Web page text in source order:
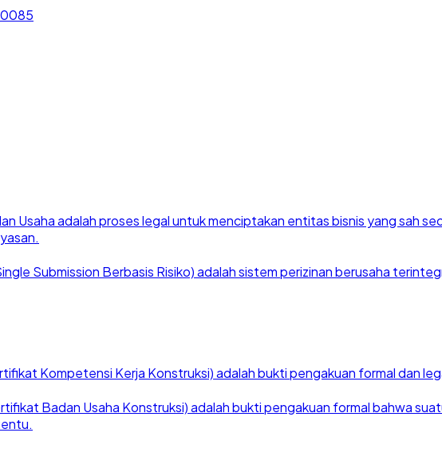
0085
Usaha adalah proses legal untuk menciptakan entitas bisnis yang sah
Submission Berbasis Risiko) adalah sistem perizinan berusaha
Kompetensi Kerja Konstruksi) adalah bukti pengakuan formal dan
Badan Usaha Konstruksi) adalah bukti pengakuan formal bahwa